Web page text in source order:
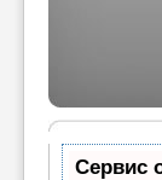
Сервис